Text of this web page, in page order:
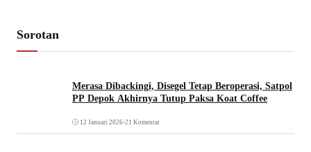
Sorotan
Merasa Dibackingi, Disegel Tetap Beroperasi, Satpol
PP Depok Akhirnya Tutup Paksa Koat Coffee
12 Januari 2026•21 Komentar